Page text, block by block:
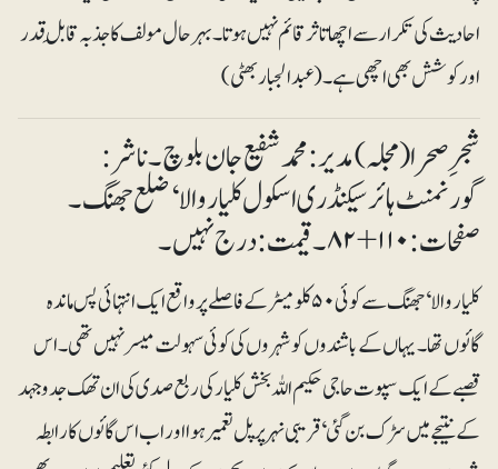
احادیث کی تکرار سے اچھا تاثر قائم نہیں ہوتا۔ بہرحال مولف کا جذبہ قابلِ قدر
اور کوشش بھی اچھی ہے۔ (عبدالجبار بھٹی)
شجرِ صحرا (مجلہ) مدیر: محمد شفیع جان بلوچ۔ ناشر:
گورنمنٹ ہائر سیکنڈری اسکول کلیاروالا‘ ضلع جھنگ۔
صفحات: ۱۱۰+ ۸۲۔ قیمت: درج نہیں۔
کلیار والا‘ جھنگ سے کوئی ۵۰ کلومیٹر کے فاصلے پر واقع ایک انتہائی پس ماندہ
گائوں تھا۔ یہاں کے باشندوں کو شہروں کی کوئی سہولت میسرنہیں تھی۔ اس
قصبے کے ایک سپوت حاجی حکیم اللہ بخش کلیار کی ربع صدی کی ان تھک جدوجہد
کے نتیجے میں سڑک بن گئی‘ قریبی نہر پر پل تعمیر ہوا اور اب اس گائوں کا رابطہ